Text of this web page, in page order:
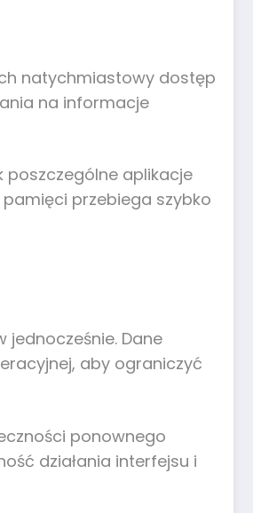
natychmiastowy dostęp
na informacje
poszczególne aplikacje
przebiega szybko
jednocześnie. Dane
aby ograniczyć
ponownego
działania interfejsu i